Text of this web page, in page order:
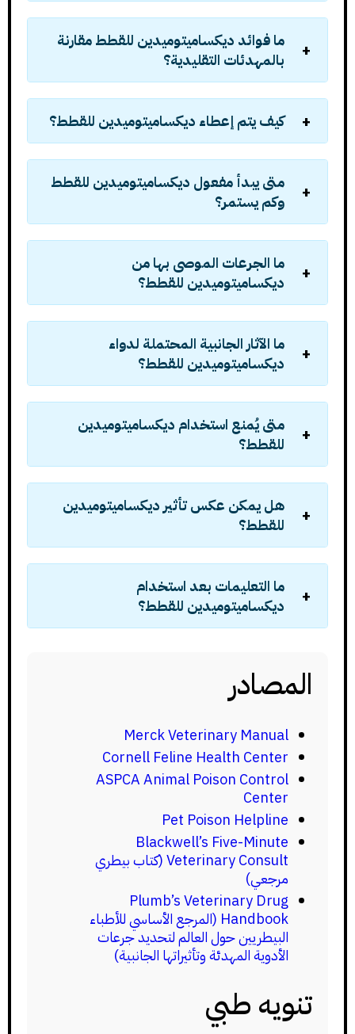
ما فوائد ديكساميتوميدين للقطط مقارنة
بالمهدئات التقليدية؟
كيف يتم إعطاء ديكساميتوميدين للقطط؟
متى يبدأ مفعول ديكساميتوميدين للقطط
وكم يستمر؟
ما الجرعات الموصى بها من
ديكساميتوميدين للقطط؟
ما الآثار الجانبية المحتملة لدواء
ديكساميتوميدين للقطط؟
متى يُمنع استخدام ديكساميتوميدين
للقطط؟
هل يمكن عكس تأثير ديكساميتوميدين
للقطط؟
ما التعليمات بعد استخدام
ديكساميتوميدين للقطط؟
المصادر
Merck Veterinary Manual
Cornell Feline Health Center
ASPCA Animal Poison Control
Center
Pet Poison Helpline
Blackwell’s Five-Minute
Veterinary Consult (كتاب بيطري
مرجعي)
Plumb’s Veterinary Drug
Handbook (المرجع الأساسي للأطباء
البيطريين حول العالم لتحديد جرعات
الأدوية المهدئة وتأثيراتها الجانبية)
تنويه طبي